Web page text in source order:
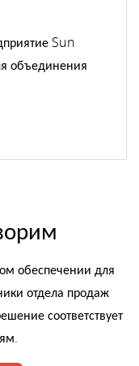
Sun
объединения
обеспечении для
отдела продаж
соответствует